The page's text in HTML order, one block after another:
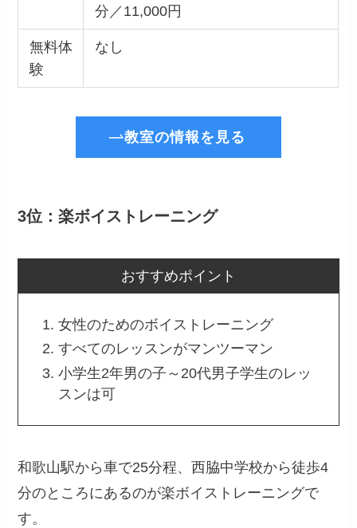
分／11,000円
無料体
験
なし
教室の情報を見る
3位：楽ボイストレーニング
おすすめポイント
女性のためのボイストレーニング
すべてのレッスンがマンツーマン
小学生2年男の子～20代男子学生のレッ
スンは可
和歌山駅から車で25分程、西脇中学校から徒歩4
分のところにあるのが楽ボイストレーニングで
す。